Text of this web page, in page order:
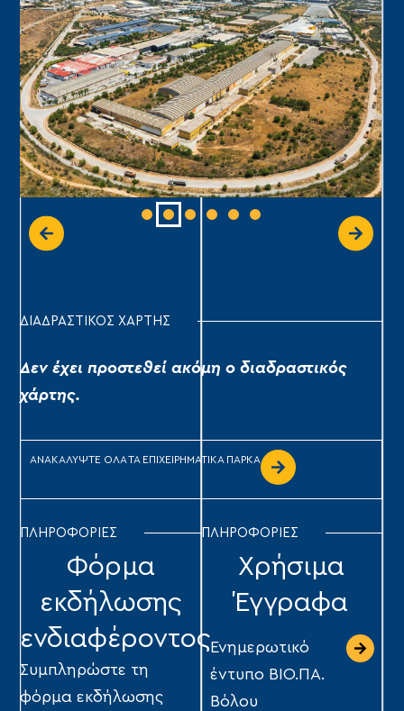
ΔΙΑΔΡΑΣΤΙΚΟΣ ΧΑΡΤΗΣ
Δεν έχει προστεθεί ακόμη ο διαδραστικός
χάρτης.
ΑΝΑΚΑΛΥΨΤΕ ΟΛΑ ΤΑ ΕΠΙΧΕΙΡΗΜΑΤΙΚΑ ΠΑΡΚΑ
ΠΛΗΡΟΦΟΡΙΕΣ
Φόρμα
εκδήλωσης
ενδιαφέροντος
Συμπληρώστε τη
φόρμα εκδήλωσης
ΠΛΗΡΟΦΟΡΙΕΣ
Χρήσιμα
Έγγραφα
Ενημερωτικό
έντυπο ΒΙΟ.ΠΑ.
Βόλου